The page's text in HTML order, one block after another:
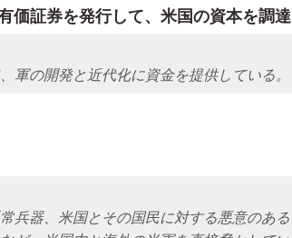
価証券を発行して、米国の資本を調達
軍の開発と近代化に資金を提供している。
兵器、米国とその国民に対する悪意のある